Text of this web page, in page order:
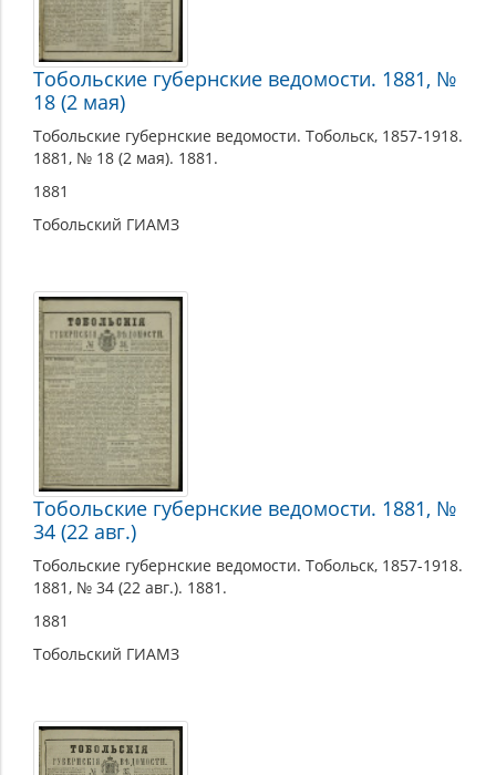
Тобольские губернские ведомости. 1881, №
18 (2 мая)
Тобольские губернские ведомости. Тобольск, 1857-1918.
1881, № 18 (2 мая). 1881.
1881
Тобольский ГИАМЗ
Тобольские губернские ведомости. 1881, №
34 (22 авг.)
Тобольские губернские ведомости. Тобольск, 1857-1918.
1881, № 34 (22 авг.). 1881.
1881
Тобольский ГИАМЗ